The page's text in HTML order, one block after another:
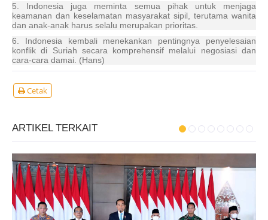
5. Indonesia juga meminta semua pihak untuk menjaga
keamanan dan keselamatan masyarakat sipil, terutama wanita
dan anak-anak harus selalu merupakan prioritas.
6. Indonesia kembali menekankan pentingnya penyelesaian
konflik di Suriah secara komprehensif melalui negosiasi dan
cara-cara damai. (Hans)
Cetak
ARTIKEL TERKAIT